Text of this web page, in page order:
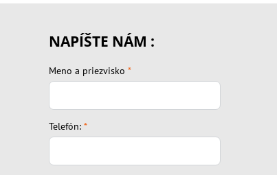
NAPÍŠTE NÁM :
Meno a priezvisko*
Telefón:*